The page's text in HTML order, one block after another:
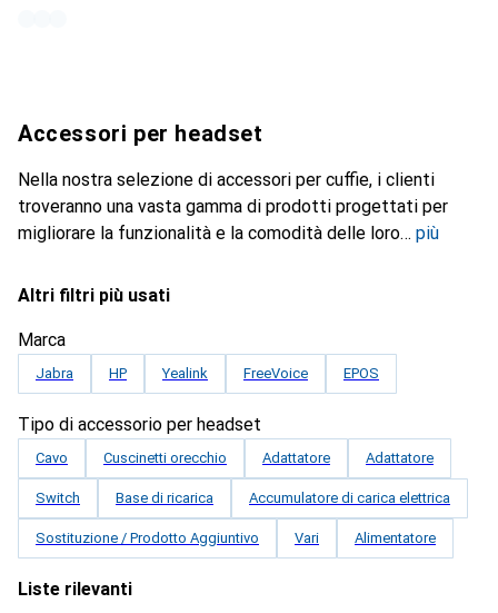
Accessori per headset
Nella nostra selezione di accessori per cuffie, i clienti
troveranno una vasta gamma di prodotti progettati per
migliorare la funzionalità e la comodità delle loro
più
Altri filtri più usati
Marca
Jabra HP Yealink FreeVoice EPOS
Tipo di accessorio per headset
Cavo Cuscinetti orecchio Adattatore Adattatore
Switch Base di ricarica Accumulatore di carica elettrica
Sostituzione / Prodotto Aggiuntivo Vari Alimentatore
Liste rilevanti